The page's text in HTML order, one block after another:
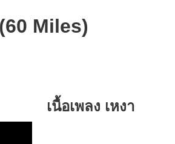
Miles)
เนื้อเพลง เหงา